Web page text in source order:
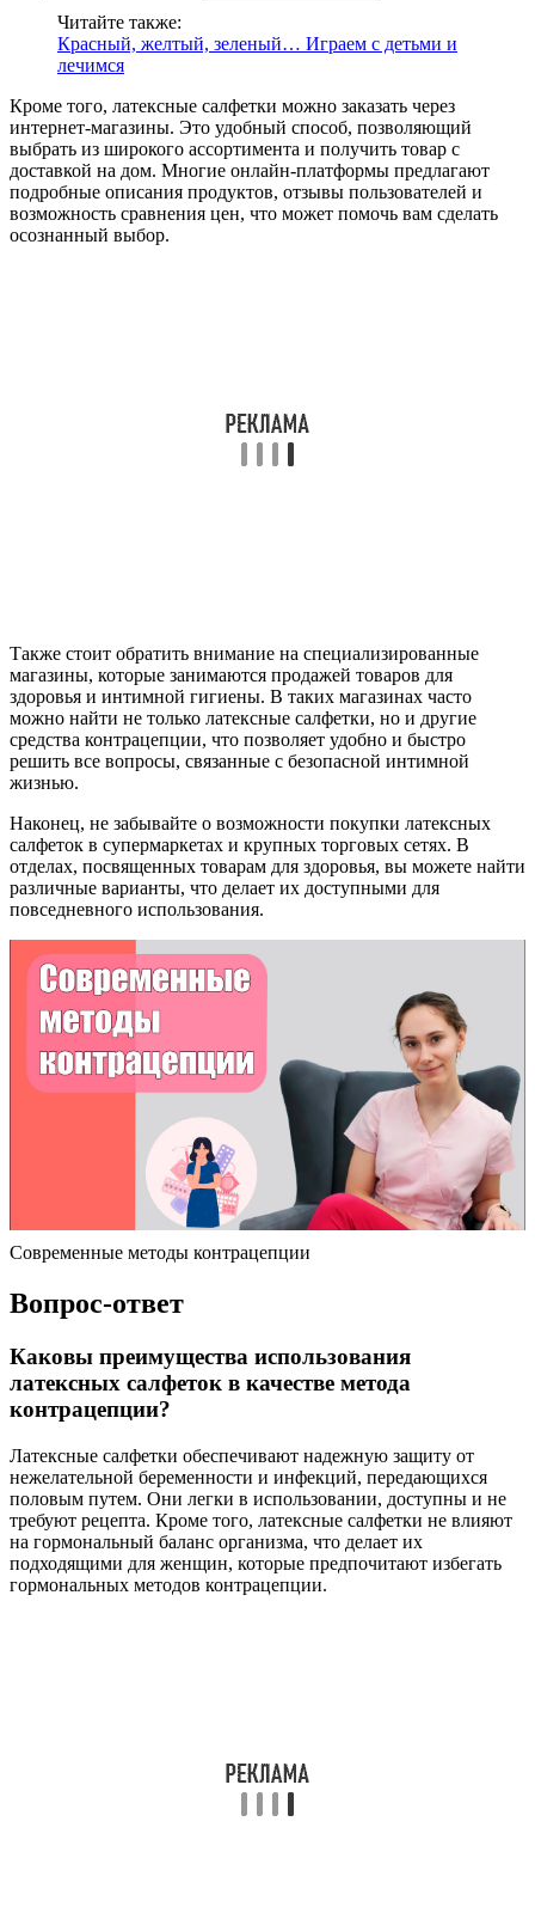
Читайте также:
Красный, желтый, зеленый… Играем с детьми и
лечимся
Кроме того, латексные салфетки можно заказать через
интернет-магазины. Это удобный способ, позволяющий
выбрать из широкого ассортимента и получить товар с
доставкой на дом. Многие онлайн-платформы предлагают
подробные описания продуктов, отзывы пользователей и
возможность сравнения цен, что может помочь вам сделать
осознанный выбор.
Также стоит обратить внимание на специализированные
магазины, которые занимаются продажей товаров для
здоровья и интимной гигиены. В таких магазинах часто
можно найти не только латексные салфетки, но и другие
средства контрацепции, что позволяет удобно и быстро
решить все вопросы, связанные с безопасной интимной
жизнью.
Наконец, не забывайте о возможности покупки латексных
салфеток в супермаркетах и крупных торговых сетях. В
отделах, посвященных товарам для здоровья, вы можете найти
различные варианты, что делает их доступными для
повседневного использования.
Современные методы контрацепции
Вопрос-ответ
Каковы преимущества использования
латексных салфеток в качестве метода
контрацепции?
Латексные салфетки обеспечивают надежную защиту от
нежелательной беременности и инфекций, передающихся
половым путем. Они легки в использовании, доступны и не
требуют рецепта. Кроме того, латексные салфетки не влияют
на гормональный баланс организма, что делает их
подходящими для женщин, которые предпочитают избегать
гормональных методов контрацепции.